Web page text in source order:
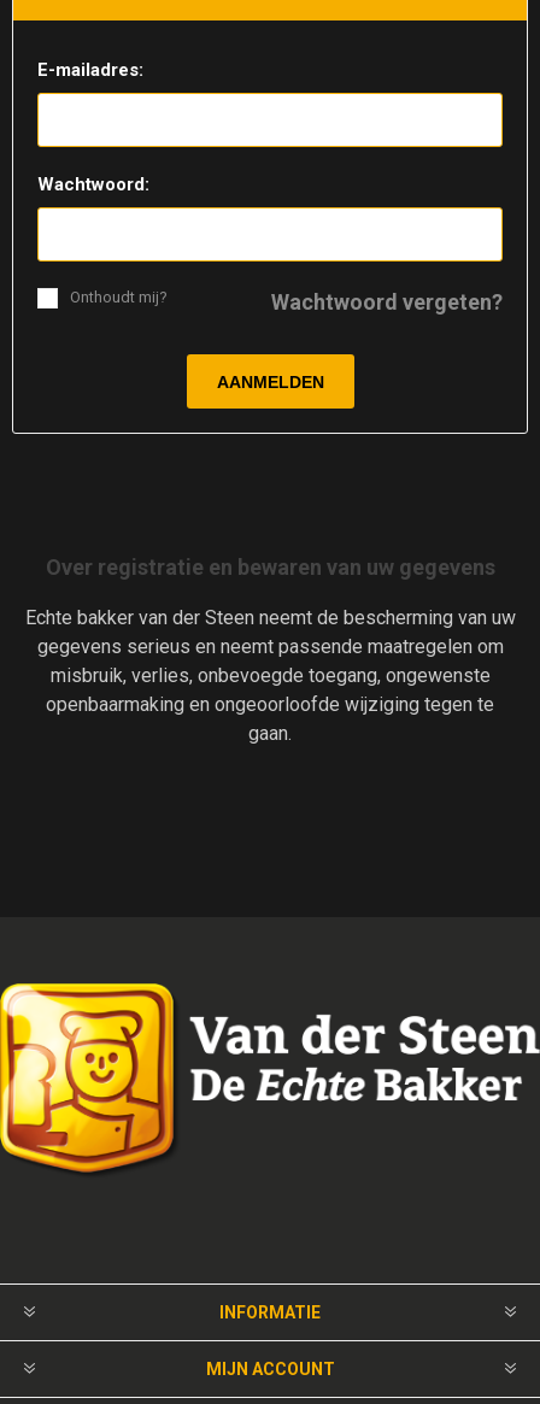
E-mailadres:
Wachtwoord:
Wachtwoord vergeten?
Onthoudt mij?
Over registratie en bewaren van uw gegevens
Echte bakker van der Steen neemt de bescherming van uw
gegevens serieus en neemt passende maatregelen om
misbruik, verlies, onbevoegde toegang, ongewenste
openbaarmaking en ongeoorloofde wijziging tegen te
gaan.
INFORMATIE
MIJN ACCOUNT